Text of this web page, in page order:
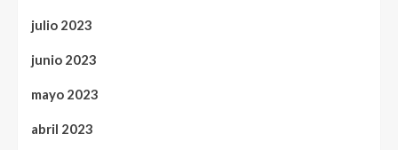
julio 2023
junio 2023
mayo 2023
abril 2023